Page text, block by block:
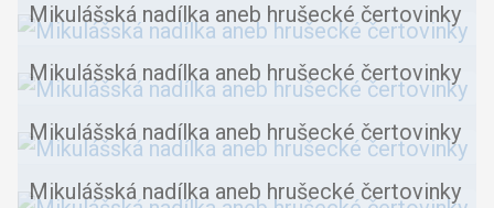
Mikulášská nadílka aneb hrušecké čertovinky
Mikulášská nadílka aneb hrušecké čertovinky
Mikulášská nadílka aneb hrušecké čertovinky
Mikulášská nadílka aneb hrušecké čertovinky